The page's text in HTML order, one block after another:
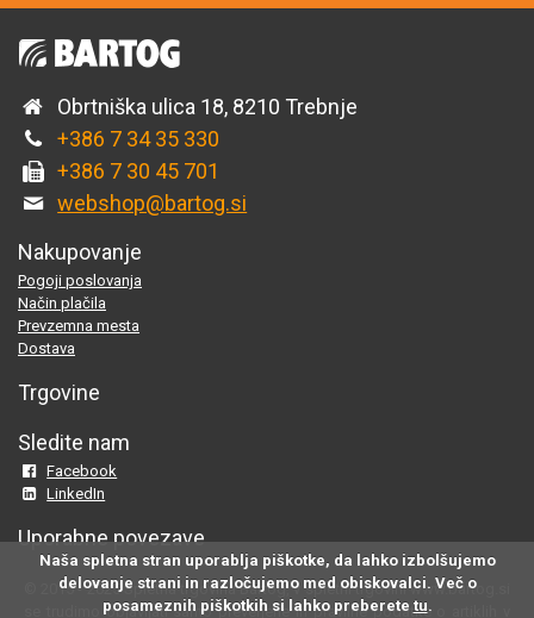
Obrtniška ulica 18, 8210 Trebnje
+386 7 34 35 330
+386 7 30 45 701
webshop@bartog.si
Nakupovanje
Pogoji poslovanja
Način plačila
Prevzemna mesta
Dostava
Trgovine
Sledite nam
Facebook
LinkedIn
Uporabne povezave
© 2015 - 2025 Spletna trgovina Bartog, v spletni trgovini www.bartog.si
se trudimo objavljati samo preverjene in pravilne podatke o artiklih v
Naša spletna stran uporablja piškotke, da lahko izbolšujemo
delovanje strani in razločujemo med obiskovalci. Več o
posameznih piškotkih si lahko preberete tu.